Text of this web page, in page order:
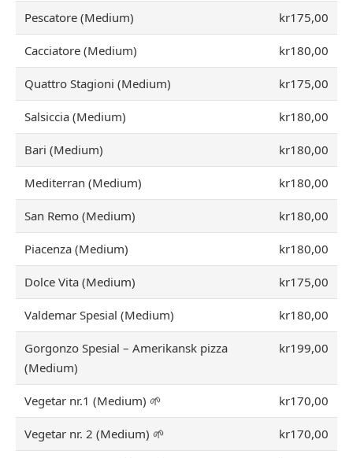
Pescatore (Medium) kr175,00
Cacciatore (Medium) kr180,00
Quattro Stagioni (Medium) kr175,00
Salsiccia (Medium) kr180,00
Bari (Medium) kr180,00
Mediterran (Medium) kr180,00
San Remo (Medium) kr180,00
Piacenza (Medium) kr180,00
Dolce Vita (Medium) kr175,00
Valdemar Spesial (Medium) kr180,00
Gorgonzo Spesial – Amerikansk pizza
(Medium)
kr199,00
Vegetar nr.1 (Medium) 🌱 kr170,00
Vegetar nr. 2 (Medium) 🌱 kr170,00